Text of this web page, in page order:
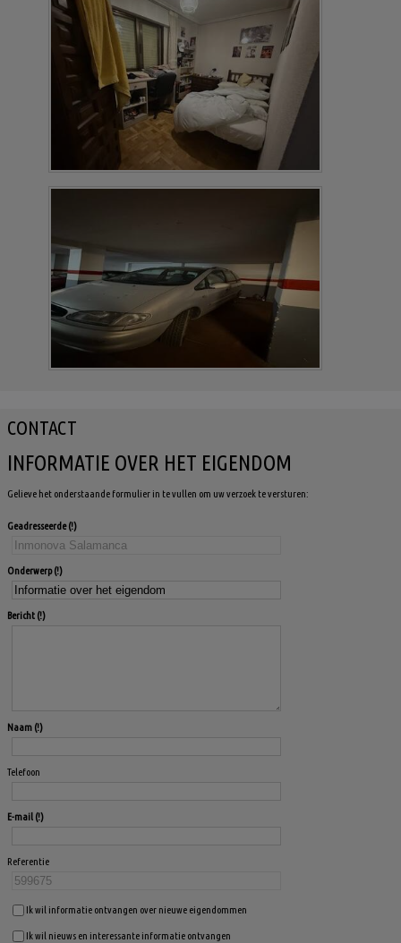
CONTACT
INFORMATIE OVER HET EIGENDOM
Gelieve het onderstaande formulier in te vullen om uw verzoek te versturen:
Geadresseerde
Onderwerp
Bericht
Naam
Telefoon
E-mail
Referentie
Ik wil informatie ontvangen over nieuwe eigendommen
Ik wil nieuws en interessante informatie ontvangen